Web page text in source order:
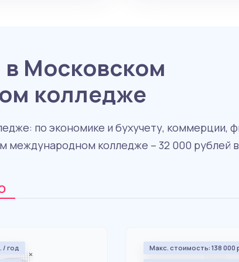
Московском
колледже
по экономике и бухучету, коммерции,
международном колледже – 32 000 рублей
/ год
Макс. стоимость: 138 000